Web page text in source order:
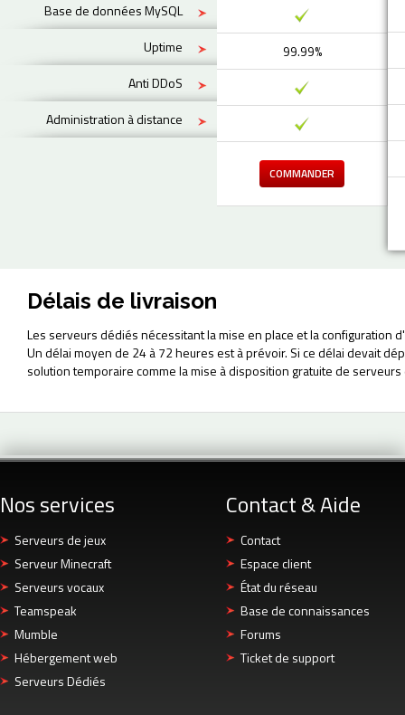
Base de données MySQL
Uptime
Anti DDoS
Administration à distance
99.99%
COMMANDER
Délais de livraison
Les serveurs dédiés nécessitant la mise en place et la
Un délai moyen de 24 à 72 heures est à prévoir. Si ce délai devait
solution temporaire comme la mise à disposition gratuite de
Nos services
Serveurs de jeux
Serveur Minecraft
Serveurs vocaux
Teamspeak
Mumble
Hébergement web
Serveurs Dédiés
Contact & Aide
Contact
Espace client
État du réseau
Base de connaissances
Forums
Ticket de support